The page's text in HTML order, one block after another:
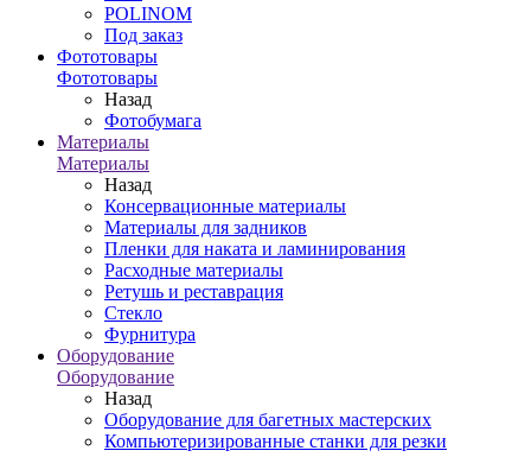
POLINOM
Под заказ
Фототовары
Фототовары
Назад
Фотобумага
Материалы
Материалы
Назад
Консервационные материалы
Материалы для задников
Пленки для наката и ламинирования
Расходные материалы
Ретушь и реставрация
Стекло
Фурнитура
Оборудование
Оборудование
Назад
Оборудование для багетных мастерских
Компьютеризированные станки для резки